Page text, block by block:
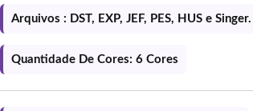
Arquivos : DST, EXP, JEF, PES, HUS e Singer.
Quantidade De Cores: 6 Cores